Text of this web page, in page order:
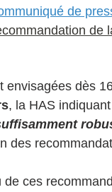
de
de
envisagées dès
, la HAS
des
de ces